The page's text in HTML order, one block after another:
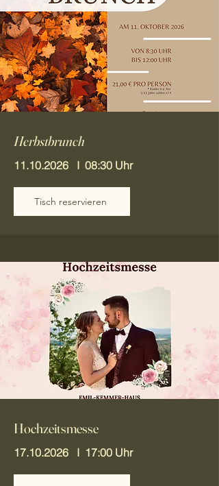
Herbstbrunch
11.10.2026 I 08:30 Uhr
Tisch reservieren
Hochzeitsmesse
17.10.2026 I 17:00 Uhr